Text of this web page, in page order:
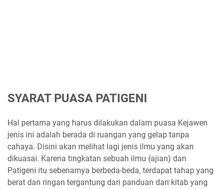
SYARAT PUASA PATIGENI
Hal pertama yang harus dilakukan dalam puasa Kejawen
jenis ini adalah berada di ruangan yang gelap tanpa
cahaya. Disini akan melihat lagi jenis ilmu yang akan
dikuasai. Karena tingkatan sebuah ilmu (ajian) dan
Patigeni itu sebenarnya berbeda-beda, terdapat tahap yang
berat dan ringan tergantung dari panduan dari kitab yang